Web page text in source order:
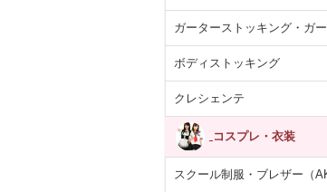
ガーターストッキング・ガ
ボディストッキング
クレシェンテ
コスプレ・衣装
スクール制服・ブレザー（